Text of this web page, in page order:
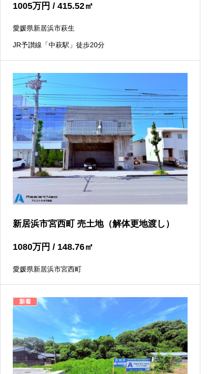
1005万円 / 415.52㎡
愛媛県新居浜市萩生
JR予讃線「中萩駅」徒歩20分
新居浜市宮西町 売土地（解体更地渡し）
1080万円 / 148.76㎡
愛媛県新居浜市宮西町
新着